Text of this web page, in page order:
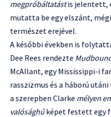
megpróbáltatástis jelentett,
mutatta be egy elszánt,
természet erejével.
A későbbi években is
Dee Rees rendezte
McAllant, egy Mississippi-i
rasszizmus és a háború
a szerepben Clarke mélyen
valósághűképet festett egy